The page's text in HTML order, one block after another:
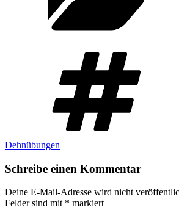
Dehnübungen
Schreibe einen Kommentar
Deine E-Mail-Adresse wird nicht
Felder sind mit * markiert